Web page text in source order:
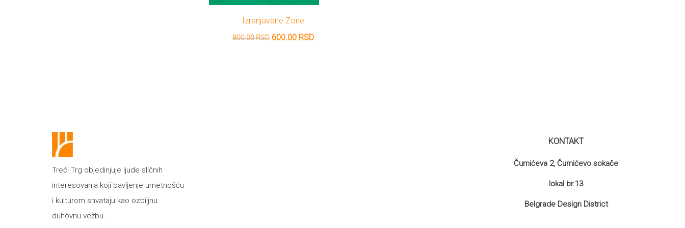
Izranjavane Zone
800.00RSD Originalna
600.00 RSDTrenutna
Treći Trg objedinjuje ljude sličnih
interesovanja koji bavljenje umetnošću
i kulturom shvataju kao ozbiljnu
duhovnu vežbu.
KONTAKT
Čumićeva 2, Čumićevo sokače
lokal br.13
Belgrade Design District